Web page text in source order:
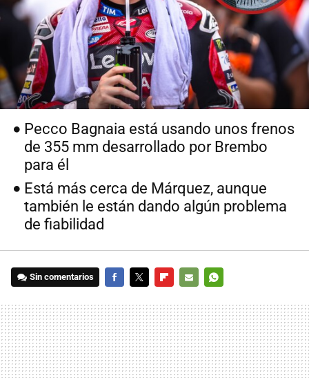
Pecco Bagnaia está usando unos frenos
de 355 mm desarrollado por Brembo
para él
Está más cerca de Márquez, aunque
también le están dando algún problema
de fiabilidad
Sin comentarios
MAIL